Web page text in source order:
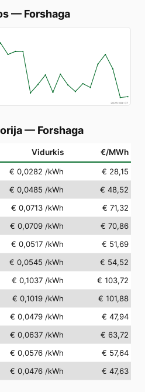
— Forshaga
2026-08-07
— Forshaga
Vidurkis €/MWh
€ 0,0282 /kWh
€ 28,15
€ 0,0485 /kWh
€ 48,52
€ 0,0713 /kWh
€ 71,32
€ 0,0709 /kWh
€ 70,86
€ 0,0517 /kWh
€ 51,69
€ 0,0545 /kWh
€ 54,52
€ 0,1037 /kWh
€ 103,72
€ 0,1019 /kWh
€ 101,88
€ 0,0479 /kWh
€ 47,94
€ 0,0637 /kWh
€ 63,72
€ 0,0576 /kWh
€ 57,64
€ 0,0476 /kWh € 47,63